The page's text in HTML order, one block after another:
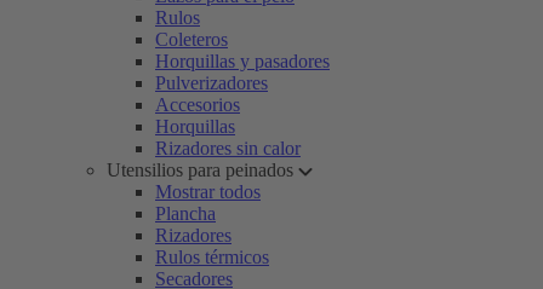
Rulos
Coleteros
Horquillas y pasadores
Pulverizadores
Accesorios
Horquillas
Rizadores sin calor
Utensilios para peinados
Mostrar todos
Plancha
Rizadores
Rulos térmicos
Secadores